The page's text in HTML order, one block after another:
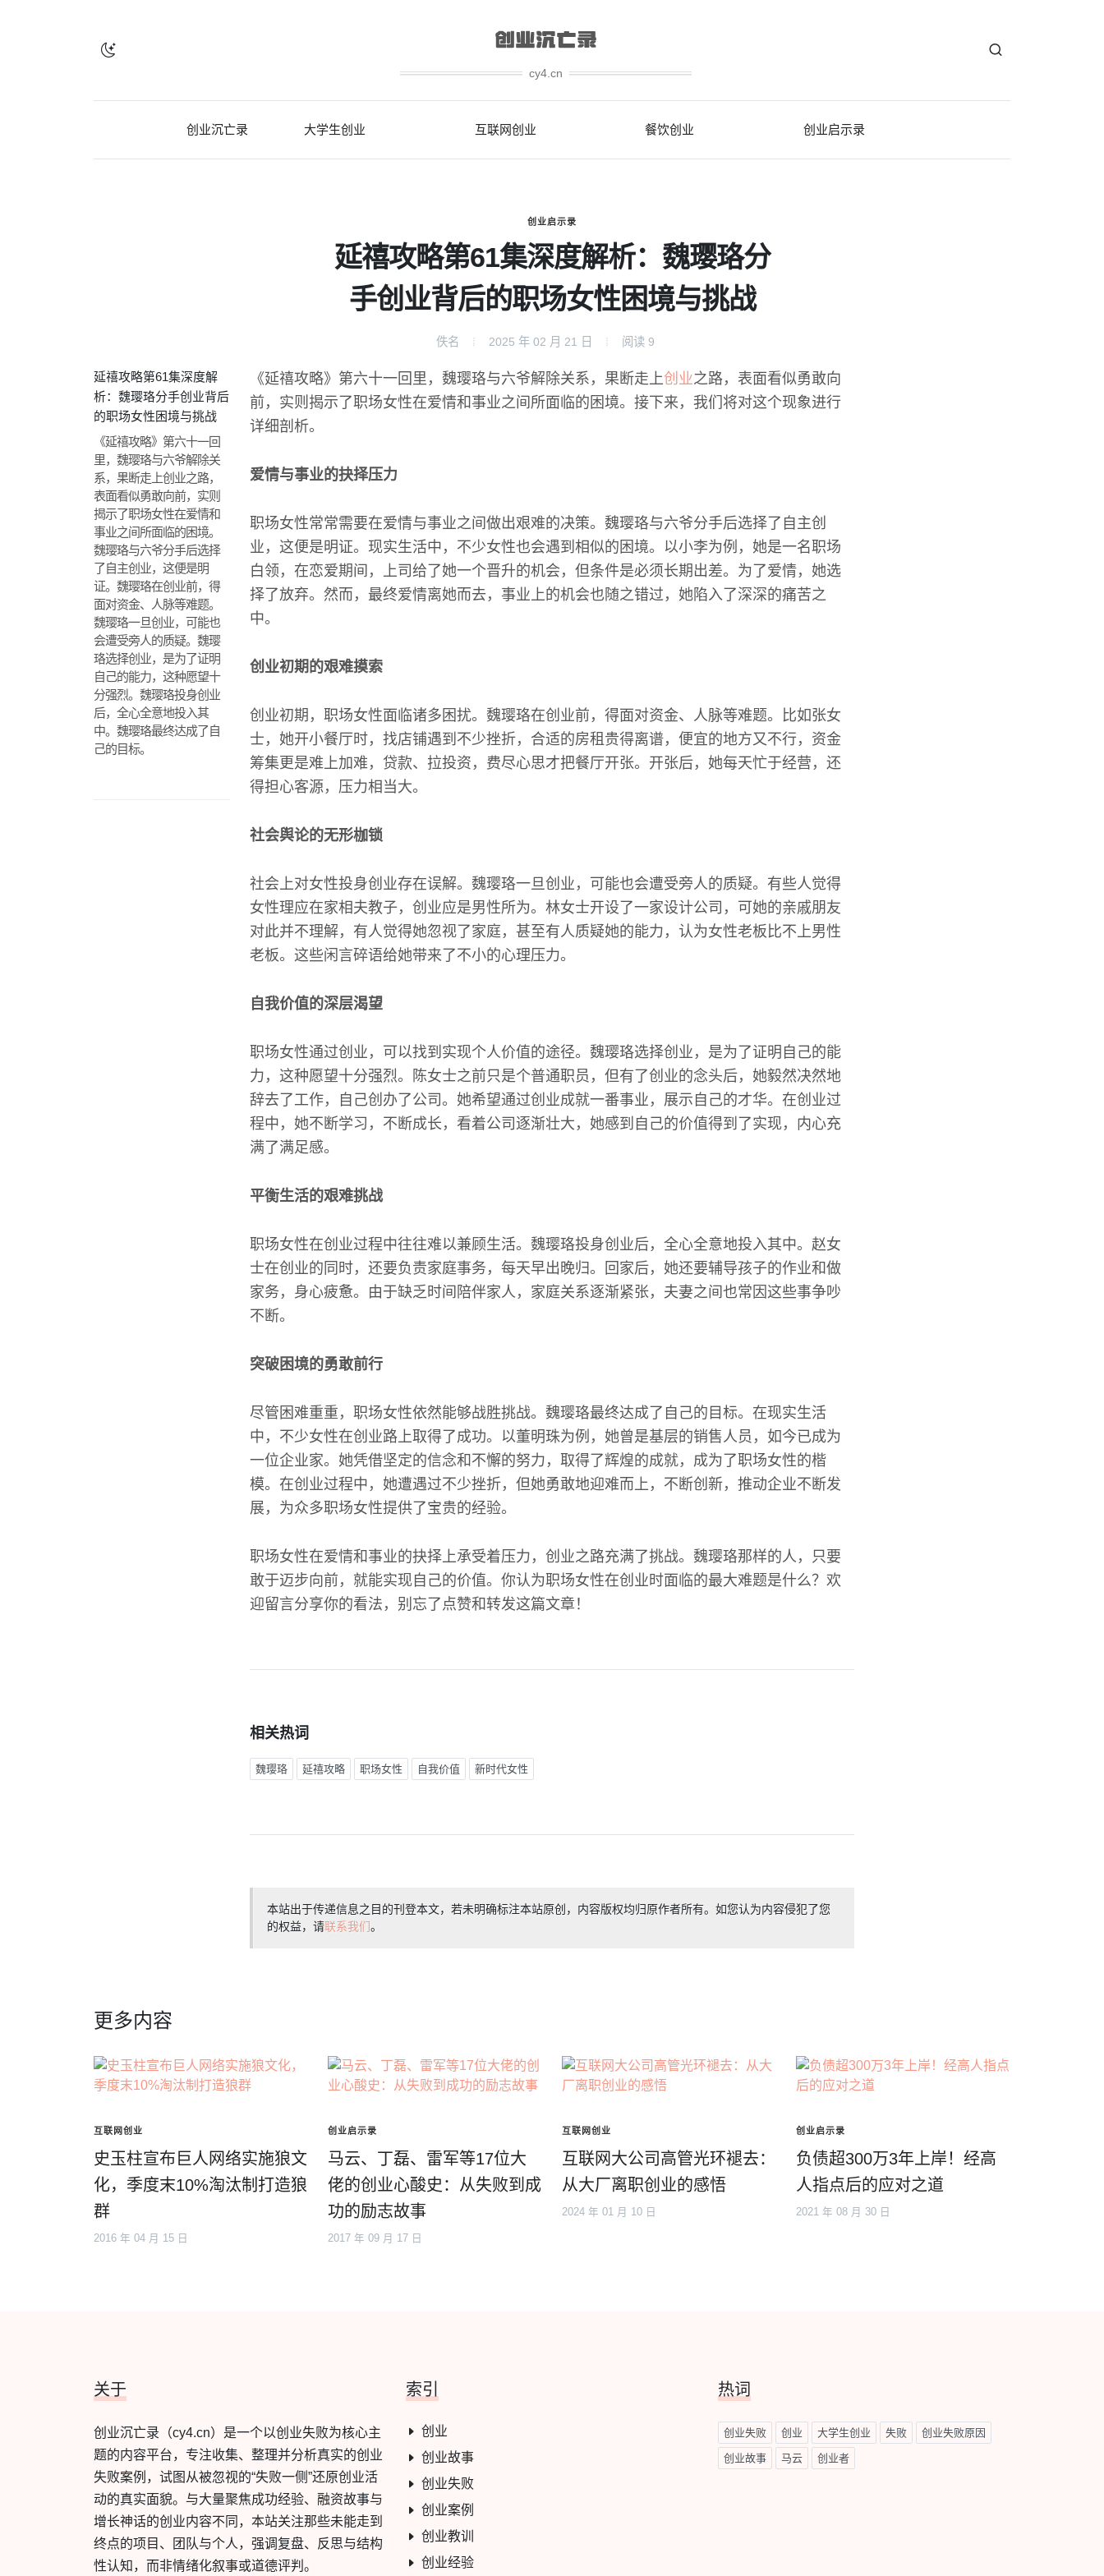
cy4.cn
创业沉亡录 大学生创业 互联网创业 餐饮创业 创业启示录
创业启示录
延禧攻略第61集深度解析：魏璎珞分
手创业背后的职场女性困境与挑战
佚名 2025 年 02 月 21 日 阅读 9
延禧攻略第61集深度解
析：魏璎珞分手创业背后
的职场女性困境与挑战
《延禧攻略》第六十一回
里，魏璎珞与六爷解除关
系，果断走上创业之路，
表面看似勇敢向前，实则
揭示了职场女性在爱情和
事业之间所面临的困境。
魏璎珞与六爷分手后选择
了自主创业，这便是明
证。魏璎珞在创业前，得
面对资金、人脉等难题。
魏璎珞一旦创业，可能也
会遭受旁人的质疑。魏璎
珞选择创业，是为了证明
自己的能力，这种愿望十
分强烈。魏璎珞投身创业
后，全心全意地投入其
中。魏璎珞最终达成了自
己的目标。
《延禧攻略》第六十一回里，魏璎珞与六爷解除关系，果断走上创业之路，表面看似勇敢向
前，实则揭示了职场女性在爱情和事业之间所面临的困境。接下来，我们将对这个现象进行
详细剖析。
爱情与事业的抉择压力
职场女性常常需要在爱情与事业之间做出艰难的决策。魏璎珞与六爷分手后选择了自主创
业，这便是明证。现实生活中，不少女性也会遇到相似的困境。以小李为例，她是一名职场
白领，在恋爱期间，上司给了她一个晋升的机会，但条件是必须长期出差。为了爱情，她选
择了放弃。然而，最终爱情离她而去，事业上的机会也随之错过，她陷入了深深的痛苦之
中。
创业初期的艰难摸索
创业初期，职场女性面临诸多困扰。魏璎珞在创业前，得面对资金、人脉等难题。比如张女
士，她开小餐厅时，找店铺遇到不少挫折，合适的房租贵得离谱，便宜的地方又不行，资金
筹集更是难上加难，贷款、拉投资，费尽心思才把餐厅开张。开张后，她每天忙于经营，还
得担心客源，压力相当大。
社会舆论的无形枷锁
社会上对女性投身创业存在误解。魏璎珞一旦创业，可能也会遭受旁人的质疑。有些人觉得
女性理应在家相夫教子，创业应是男性所为。林女士开设了一家设计公司，可她的亲戚朋友
对此并不理解，有人觉得她忽视了家庭，甚至有人质疑她的能力，认为女性老板比不上男性
老板。这些闲言碎语给她带来了不小的心理压力。
自我价值的深层渴望
职场女性通过创业，可以找到实现个人价值的途径。魏璎珞选择创业，是为了证明自己的能
力，这种愿望十分强烈。陈女士之前只是个普通职员，但有了创业的念头后，她毅然决然地
辞去了工作，自己创办了公司。她希望通过创业成就一番事业，展示自己的才华。在创业过
程中，她不断学习，不断成长，看着公司逐渐壮大，她感到自己的价值得到了实现，内心充
满了满足感。
平衡生活的艰难挑战
职场女性在创业过程中往往难以兼顾生活。魏璎珞投身创业后，全心全意地投入其中。赵女
士在创业的同时，还要负责家庭事务，每天早出晚归。回家后，她还要辅导孩子的作业和做
家务，身心疲惫。由于缺乏时间陪伴家人，家庭关系逐渐紧张，夫妻之间也常因这些事争吵
不断。
突破困境的勇敢前行
尽管困难重重，职场女性依然能够战胜挑战。魏璎珞最终达成了自己的目标。在现实生活
中，不少女性在创业路上取得了成功。以董明珠为例，她曾是基层的销售人员，如今已成为
一位企业家。她凭借坚定的信念和不懈的努力，取得了辉煌的成就，成为了职场女性的楷
模。在创业过程中，她遭遇过不少挫折，但她勇敢地迎难而上，不断创新，推动企业不断发
展，为众多职场女性提供了宝贵的经验。
职场女性在爱情和事业的抉择上承受着压力，创业之路充满了挑战。魏璎珞那样的人，只要
敢于迈步向前，就能实现自己的价值。你认为职场女性在创业时面临的最大难题是什么？欢
迎留言分享你的看法，别忘了点赞和转发这篇文章！
相关热词
魏璎珞 延禧攻略 职场女性 自我价值 新时代女性
本站出于传递信息之目的刊登本文，若未明确标注本站原创，内容版权均归原作者所有。如您认为内容侵犯了您
的权益，请联系我们。
更多内容
互联网创业
史玉柱宣布巨人网络实施狼文
化，季度末10%淘汰制打造狼
群
2016 年 04 月 15 日
创业启示录
马云、丁磊、雷军等17位大
佬的创业心酸史：从失败到成
功的励志故事
2017 年 09 月 17 日
互联网创业
互联网大公司高管光环褪去：
从大厂离职创业的感悟
2024 年 01 月 10 日
创业启示录
负债超300万3年上岸！经高
人指点后的应对之道
2021 年 08 月 30 日
关于
创业沉亡录（cy4.cn）是一个以创业失败为核心主
题的内容平台，专注收集、整理并分析真实的创业
失败案例，试图从被忽视的“失败一侧”还原创业活
动的真实面貌。与大量聚焦成功经验、融资故事与
增长神话的创业内容不同，本站关注那些未能走到
终点的项目、团队与个人，强调复盘、反思与结构
性认知，而非情绪化叙事或道德评判。
索引
创业
创业故事
创业失败
创业案例
创业教训
创业经验
热词
创业失败 创业 大学生创业 失败 创业失败原因
创业故事 马云 创业者